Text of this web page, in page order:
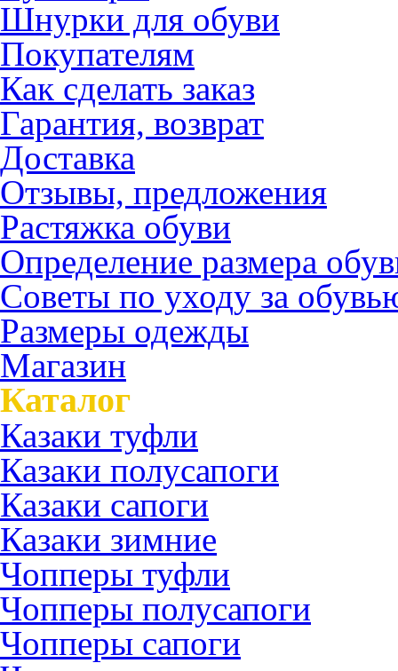
Шнурки для обуви
Покупателям
Как сделать заказ
Гарантия, возврат
Доставка
Отзывы, предложения
Растяжка обуви
Определение размера
Советы по уходу за
Размеры одежды
Магазин
Каталог
Казаки туфли
Казаки полусапоги
Казаки сапоги
Казаки зимние
Чопперы туфли
Чопперы полусапоги
Чопперы сапоги